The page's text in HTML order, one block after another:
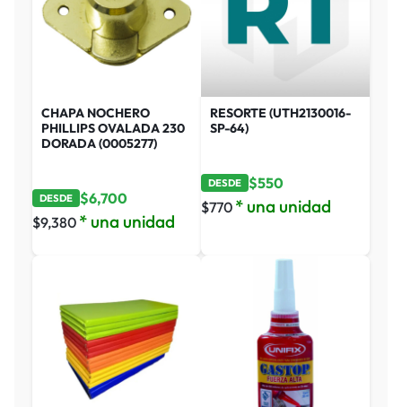
CHAPA NOCHERO
PHILLIPS OVALADA 230
DORADA (0005277)
DESDE $6,700
$9,380 * una unidad
RESORTE (UTH2130016-
SP-64)
DESDE $550
$770 * una unidad